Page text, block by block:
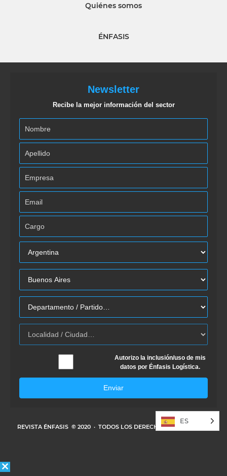
Quiénes somos
ÉNFASIS
Newsletter
Recibe la mejor información del sector
Autorizo la inclusión/uso de mis
datos por Énfasis Logística.
Enviar
REVISTA ÉNFASIS © 2020 · TODOS LOS DERECHOS RESERVADOS
ES